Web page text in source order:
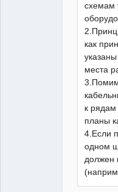
схемам
как
места
к рядам
планы
4.Если
одном
должен